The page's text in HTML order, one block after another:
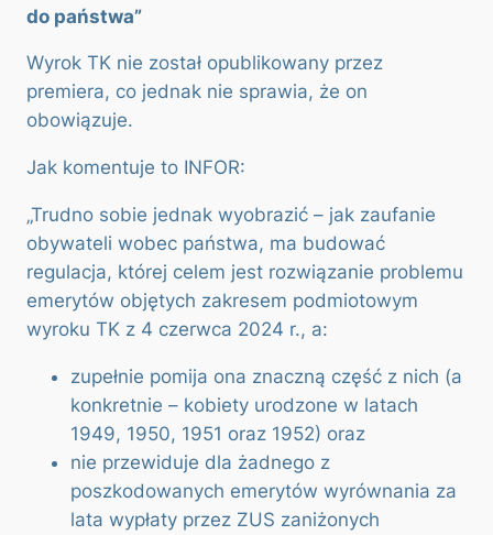
do państwa”
Wyrok TK nie został opublikowany przez
premiera, co jednak nie sprawia, że on
obowiązuje.
Jak komentuje to INFOR:
„Trudno sobie jednak wyobrazić – jak zaufanie
obywateli wobec państwa, ma budować
regulacja, której celem jest rozwiązanie problemu
emerytów objętych zakresem podmiotowym
wyroku TK z 4 czerwca 2024 r., a:
zupełnie pomija ona znaczną część z nich (a
konkretnie – kobiety urodzone w latach
1949, 1950, 1951 oraz 1952) oraz
nie przewiduje dla żadnego z
poszkodowanych emerytów wyrównania za
lata wypłaty przez ZUS zaniżonych